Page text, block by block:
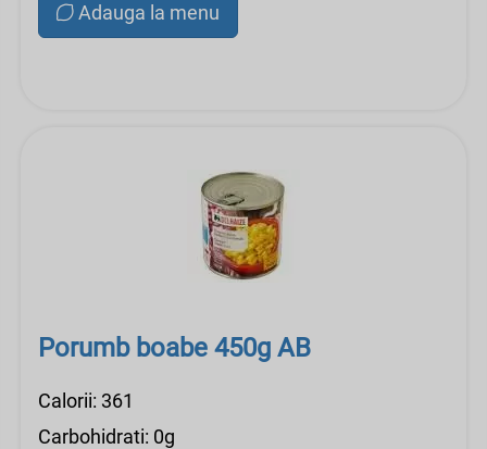
Adauga la menu
Porumb boabe 450g AB
Calorii: 361
Carbohidrati: 0g